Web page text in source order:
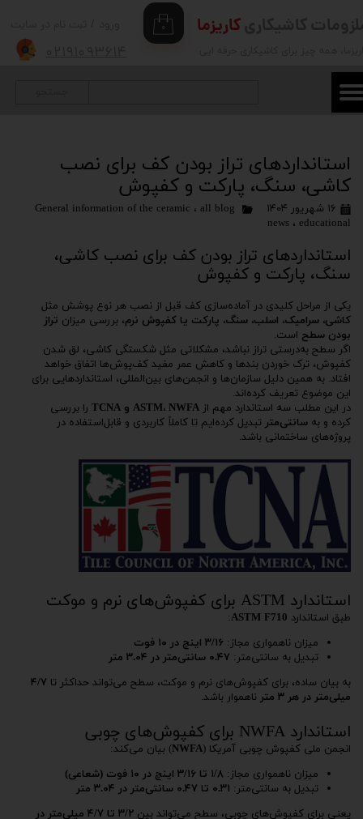
۰
تغییر گذر واژه
سفارشات
کاریزما
استانداردهای تراز بودن کف برای نصب
کاشی، سنگ، پارکت و کفپوش
۱۶ شهریور ۱۴۰۴ General information of the ceramic ، all blog
news ، educational
استانداردهای تراز بودن کف برای نصب کاشی،
سنگ، پارکت و کفپوش
یکی از مراحل کلیدی در آماده‌سازی کف قبل از نصب هر نوع پوشش مثل
کاشی، سرامیک، اسلب، سنگ، پارکت یا کفپوش نرم، بررسی میزان تراز
بودن سطح است.
اگر سطح به‌درستی تراز نباشد، مشکلاتی مثل شکستگی کاشی، لق شدن
کفپوش، ترک خوردن بندها و کاهش عمر مفید کف‌پوش‌ها اتفاق خواهد
افتاد. به همین دلیل سازمان‌ها و انجمن‌های بین‌المللی، استانداردهایی برای
این موضوع تعریف کرده‌اند.
در این مطلب سه استاندارد مهم از ASTM، NWFA و TCNA
را بررسی
کرده و به سانتی‌متر تبدیل کرده‌ایم تا کاملاً کاربردی و قابل‌استفاده در
پروژه‌های ساختمانی باشد.
استاندارد ASTM برای کفپوش‌های نرم و موکت
طبق استاندارد ASTM F710
:
میزان ناهمواری مجاز: ۳/۱۶ اینچ در ۱۰ فوت
تبدیل به سانتی‌متر: ۰.۴۷ سانتی‌متر در ۳.۰۴ متر
به بیان ساده، برای کفپوش‌های نرم و موکت، سطح می‌تواند حداکثر تا ۴/۷
میلی‌متر در هر ۳ متر
ناهموار باشد.
استاندارد NWFA برای کفپوش‌های چوبی
انجمن ملی کفپوش چوبی آمریکا (NWFA) بیان می‌کند:
میزان ناهمواری مجاز: ۱/۸ تا ۳/۱۶ اینچ در ۱۰ فوت (شعاعی)
تبدیل به سانتی‌متر: ۰.۳۱ تا ۰.۴۷ سانتی‌متر در ۳.۰۴ متر
یعنی برای کفپوش‌های چوبی، سطح می‌تواند بین
۳/۲ تا ۴/۷ میلی‌متر در